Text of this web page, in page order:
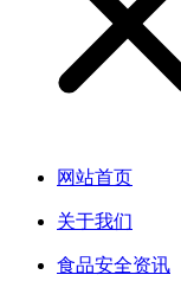
网站首页
关于我们
食品安全资讯